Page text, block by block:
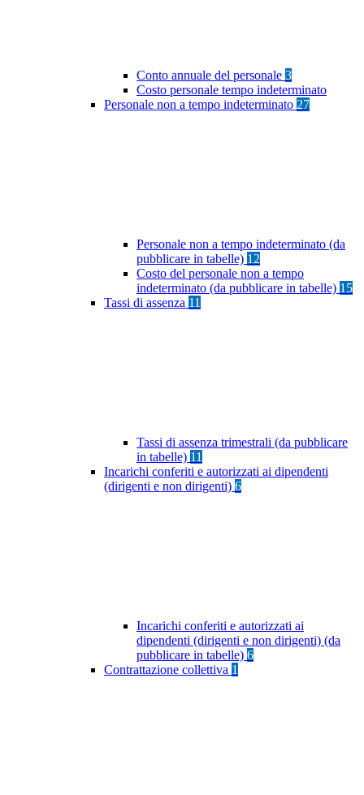
Conto annuale del personale 3
Costo personale tempo indeterminato
Personale non a tempo indeterminato 27
Personale non a tempo indeterminato (da
pubblicare in tabelle) 12
Costo del personale non a tempo
indeterminato (da pubblicare in tabelle) 15
Tassi di assenza 11
Tassi di assenza trimestrali (da pubblicare
in tabelle) 11
Incarichi conferiti e autorizzati ai dipendenti
(dirigenti e non dirigenti) 6
Incarichi conferiti e autorizzati ai
dipendenti (dirigenti e non dirigenti) (da
pubblicare in tabelle) 6
Contrattazione collettiva 1